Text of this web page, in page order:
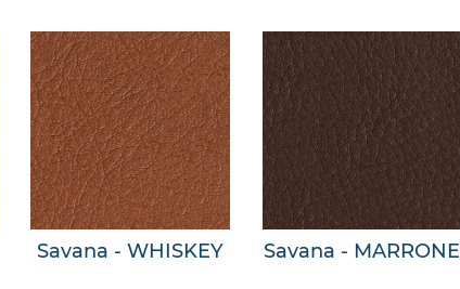
Savana - WHISKEY Savana - MARRONE